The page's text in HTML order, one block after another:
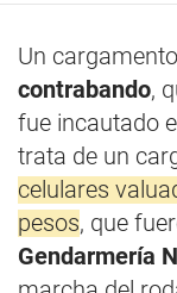
Un
contrabando,
fue incautado
trata de un
celulares
pesos, que
Gendarmería